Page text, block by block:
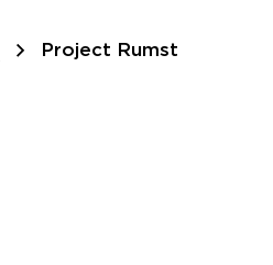
Project Rumst